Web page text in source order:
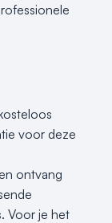
voor deze
ontvang
Voor je het